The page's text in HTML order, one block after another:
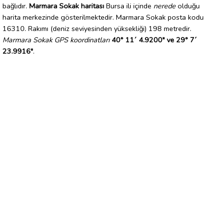
bağlıdır. Marmara Sokak haritası Bursa ili içinde nerede olduğu
harita merkezinde gösterilmektedir. Marmara Sokak posta kodu
16310. Rakımı (deniz seviyesinden yüksekliği) 198 metredir.
Marmara Sokak GPS koordinatları 40° 11´ 4.9200" ve 29° 7´
23.9916".